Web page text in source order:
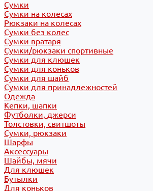
Сумки
Сумки на колесах
Рюкзаки на колесах
Сумки без колес
Сумки вратаря
Сумки/рюкзаки спортивные
Сумки для клюшек
Сумки для коньков
Сумки для шайб
Сумки для принадлежностей
Одежда
Кепки, шапки
Футболки, джерси
Толстовки, свитшоты
Сумки, рюкзаки
Шарфы
Аксессуары
Шайбы, мячи
Для клюшек
Бутылки
Для коньков